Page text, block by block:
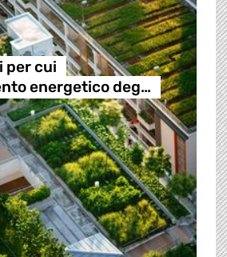
per cui
energetico deg…